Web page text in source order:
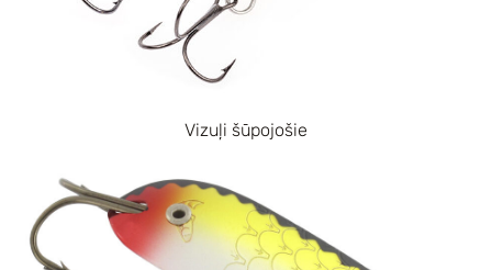
Vizuļi šūpojošie